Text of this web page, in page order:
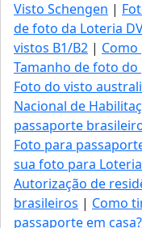
Visto Schengen |
de foto da Loteria
vistos B1/B2 |
Tamanho de foto do
Foto do visto
Nacional de
passaporte
Foto para
sua foto para
Autorização de
brasileiros | Como
passaporte em casa?